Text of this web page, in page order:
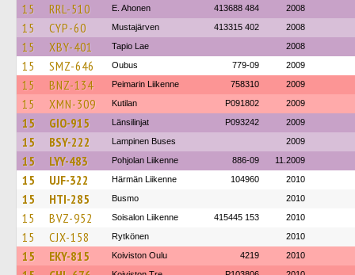
15 RRL-510 E. Ahonen 413688 484 2008
15 CYP-60 Mustajärven 413315 402 2008
15 XBY-401 Tapio Lae 2008
15 SMZ-646 Oubus 779-09 2009
15 BNZ-134 Peimarin Liikenne 758310 2009
15 XMN-309 Kutilan P091802 2009
15 GIO-915 Länsilinjat P093242 2009
15 BSY-222 Lampinen Buses 2009
15 LYY-483 Pohjolan Liikenne 886-09 11.2009
15 UJF-322 Härmän Liikenne 104960 2010
15 HTI-285 Busmo 2010
15 BVZ-952 Soisalon Liikenne 415445 153 2010
15 CJX-158 Rytkönen 2010
15 EKY-815 Koiviston Oulu 4219 2010